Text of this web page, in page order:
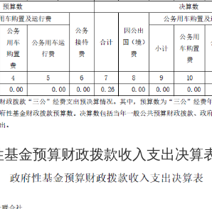
预算财政拨款收入支出决算